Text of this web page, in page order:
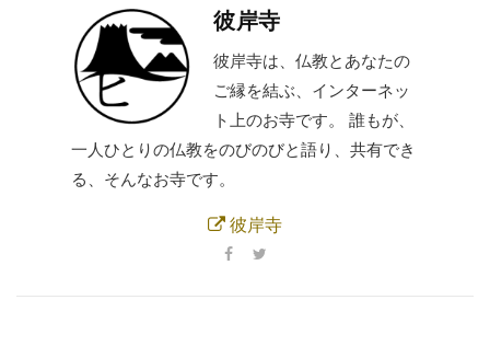
彼岸寺
彼岸寺は、仏教とあなたの
ご縁を結ぶ、インターネッ
ト上のお寺です。 誰もが、
一人ひとりの仏教をのびのびと語り、共有でき
る、そんなお寺です。
彼岸寺